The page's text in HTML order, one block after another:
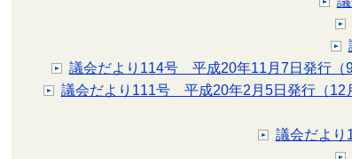
議会だより114号 平成20年11月7日発行（9
議会だより111号 平成20年2月5日発行（12
議会だより